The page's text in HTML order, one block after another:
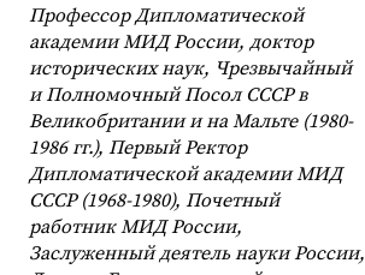
Профессор Дипломатической
академии МИД России, доктор
исторических наук, Чрезвычайный
и Полномочный Посол СССР в
Великобритании и на Мальте (1980-
1986 гг.), Первый Ректор
Дипломатической академии МИД
СССР (1968-1980), Почетный
работник МИД России,
Заслуженный деятель науки России,